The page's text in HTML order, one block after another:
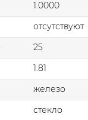
1.0000
отсутствуют
25
1.81
железо
стекло